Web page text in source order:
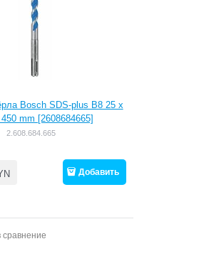
Bosch SDS-plus B8 25 x
mm [2608684665]
2.608.684.665
Добавить
сравнение